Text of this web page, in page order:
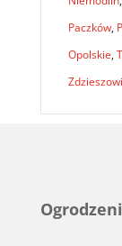
Paczków,
Opolskie,